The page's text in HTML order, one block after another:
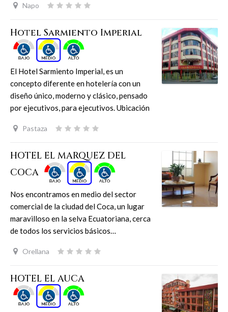
Napo
Hotel Sarmiento Imperial
El Hotel Sarmiento Imperial, es un
concepto diferente en hotelería con un
diseño único, moderno y clásico, pensado
por ejecutivos, para ejecutivos. Ubicación
Pastaza
HOTEL EL MARQUEZ DEL
COCA
Nos encontramos en medio del sector
comercial de la ciudad del Coca, un lugar
maravilloso en la selva Ecuatoriana, cerca
de todos los servicios básicos…
Orellana
HOTEL EL AUCA